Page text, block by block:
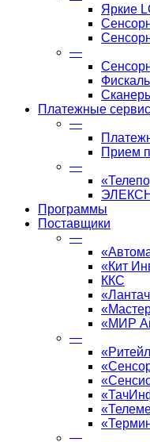
Яркие
—
Платежные
—
Прием
—
Программы
Поставщики
—
«Кит
ККС
«МИР
—
—